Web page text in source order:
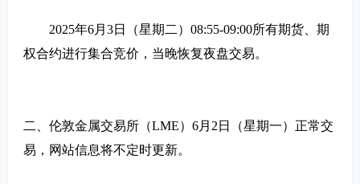
2025年6月3日（星期二）08:55-09:00所有期货、期
权合约进行集合竞价，当晚恢复夜盘交易。
二、伦敦金属交易所（LME）6月2日（星期一）正常交
易，网站信息将不定时更新。